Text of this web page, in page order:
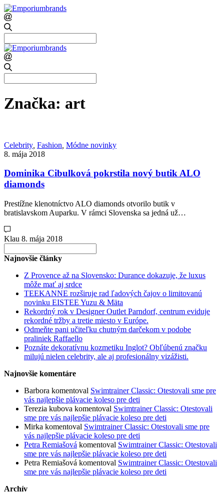
for:
for:
Značka: art
Celebrity Fashion Módne novinky
8. mája 2018
Dominika Cibulková pokrstila nový butik ALO
diamonds
Prestížne klenotníctvo ALO diamonds otvorilo butik v
bratislavskom Auparku. V rámci Slovenska sa jedná už…
Klau 8. mája 2018
for:
Najnovšie články
Z Provence až na Slovensko: Durance dokazuje, že luxus
môže mať aj srdce
TEEKANNE rozširuje rad ľadových čajov o limitovanú
novinku EISTEE Yuzu & Mäta
Rekordný rok v Designer Outlet Parndorf, centrum eviduje
rekordné tržby a tretie miesto v Európe.
Odmeňte pani učiteľku chutným darčekom v podobe
praliniek Raffaello
Poznáte dekoratívnu kozmetiku Inglot? Obľúbenú značku
milujú nielen celebrity, ale aj profesionálny vizážisti.
Najnovšie komentáre
Barbora komentoval Swimtrainer Classic: Otestovali sme pre
vás najlepšie plávacie koleso pre deti
Terezia kubova komentoval Swimtrainer Classic: Otestovali
sme pre vás najlepšie plávacie koleso pre deti
Mirka komentoval Swimtrainer Classic: Otestovali sme pre
vás najlepšie plávacie koleso pre deti
Petra Remiašová komentoval Swimtrainer Classic: Otestovali
sme pre vás najlepšie plávacie koleso pre deti
Petra Remiašová komentoval Swimtrainer Classic: Otestovali
sme pre vás najlepšie plávacie koleso pre deti
Archív